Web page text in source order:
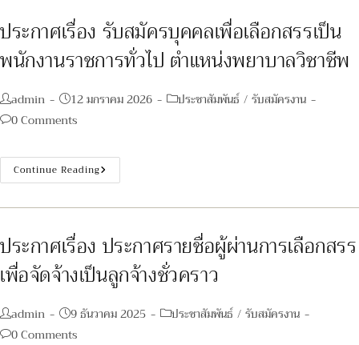
เลือกสรร
เป็น
พนักงาน
กระทรวง
สาธารณสุข
ตำแหน่ง
พยาบาล
ช่วย
เหลือ
คนไข้
ชาย
ประกาศเรื่อง รับสมัครบุคคลเพื่อเลือกสรรเป็น
พนักงานราชการทั่วไป ตำแหน่งพยาบาลวิชาชีพ
Post
author:
admin
Post
published:
12 มกราคม 2026
Postประชาสัมพันธ์ / รับสมัครงาน
Post0 Comments
Continue Readingประกาศ
เรื่อง
สมัคร
เลือกสรร
เป็น
พนักงาน
ราชการ
ทั่วไป
ตำแหน่ง
พยาบาล
วิชาชีพ
ประกาศเรื่อง ประกาศรายชื่อผู้ผ่านการเลือกสรร
เพื่อจัดจ้างเป็นลูกจ้างชั่วคราว
Post
author:
admin
Post
published:
9 ธันวาคม 2025
Postประชาสัมพันธ์ / รับสมัครงาน
Post0 Comments